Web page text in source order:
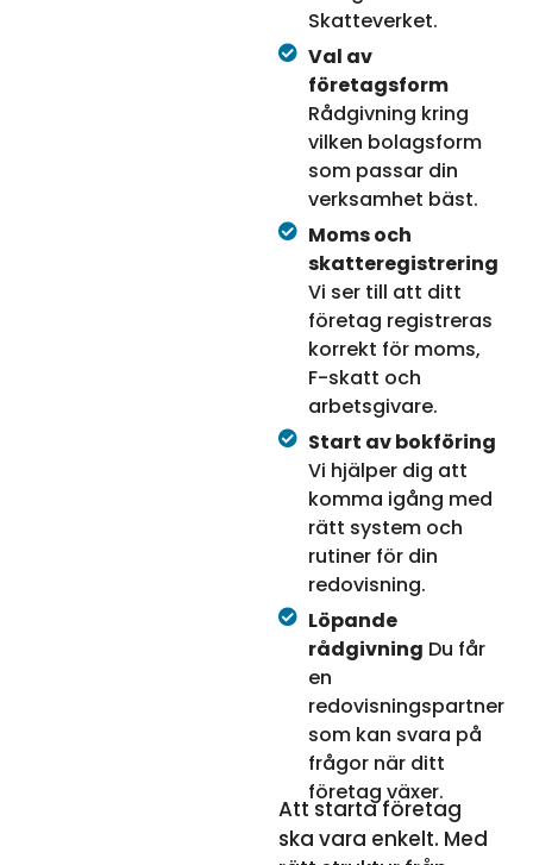
Skatteverket.
Val av
företagsform
Rådgivning kring
vilken bolagsform
som passar din
verksamhet bäst.
Moms och
skatteregistrering
Vi ser till att ditt
företag registreras
korrekt för moms,
F-skatt och
arbetsgivare.
Start av bokföring
Vi hjälper dig att
komma igång med
rätt system och
rutiner för din
redovisning.
Löpande
rådgivning Du får
en
redovisningspartner
som kan svara på
frågor när ditt
företag växer.
Att starta företag
ska vara enkelt. Med